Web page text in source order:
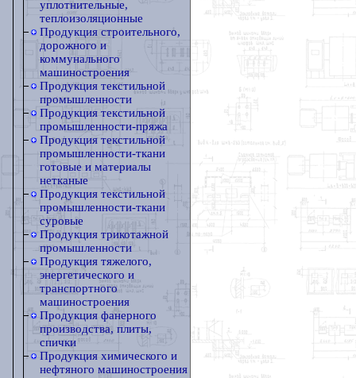
уплотнительные,
теплоизоляционные
Продукция строительного,
дорожного и
коммунального
машиностроения
Продукция текстильной
промышленности
Продукция текстильной
промышленности-пряжа
Продукция текстильной
промышленности-ткани
готовые и материалы
нетканые
Продукция текстильной
промышленности-ткани
суровые
Продукция трикотажной
промышленности
Продукция тяжелого,
энергетического и
транспортного
машиностроения
Продукция фанерного
производства, плиты,
спички
Продукция химического и
нефтяного машиностроения